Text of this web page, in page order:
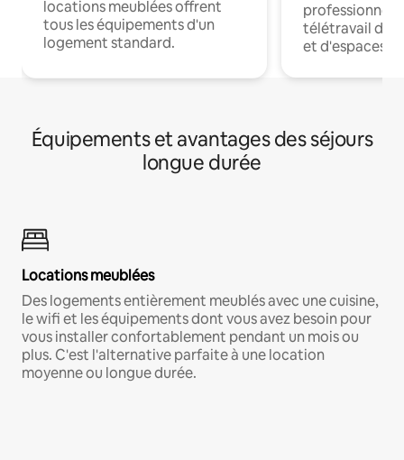
locations meublées offrent
tous les équipements d'un
logement standard.
professionnels
télétravail
et d'espaces
Équipements et avantages des séjours
longue durée
Locations meublées
Des logements entièrement meublés avec une cuisine,
le wifi et les équipements dont vous avez besoin pour
vous installer confortablement pendant un mois ou
plus. C'est l'alternative parfaite à une location
moyenne ou longue durée.